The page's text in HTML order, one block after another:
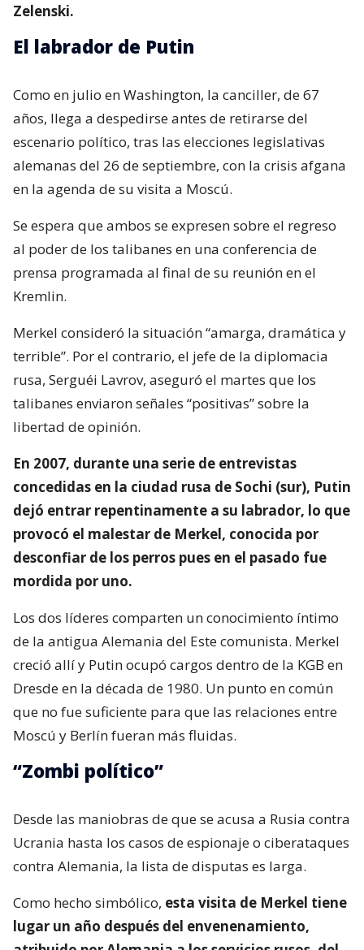
Zelenski.
El labrador de Putin
Como en julio en Washington, la canciller, de 67
años, llega a despedirse antes de retirarse del
escenario político, tras las elecciones legislativas
alemanas del 26 de septiembre, con la crisis afgana
en la agenda de su visita a Moscú.
Se espera que ambos se expresen sobre el regreso
al poder de los talibanes en una conferencia de
prensa programada al final de su reunión en el
Kremlin.
Merkel consideró la situación “amarga, dramática y
terrible”. Por el contrario, el jefe de la diplomacia
rusa, Serguéi Lavrov, aseguró el martes que los
talibanes enviaron señales “positivas” sobre la
libertad de opinión.
En 2007, durante una serie de entrevistas
concedidas en la ciudad rusa de Sochi (sur), Putin
dejó entrar repentinamente a su labrador, lo que
provocó el malestar de Merkel, conocida por
desconfiar de los perros pues en el pasado fue
mordida por uno.
Los dos líderes comparten un conocimiento íntimo
de la antigua Alemania del Este comunista. Merkel
creció allí y Putin ocupó cargos dentro de la KGB en
Dresde en la década de 1980. Un punto en común
que no fue suficiente para que las relaciones entre
Moscú y Berlín fueran más fluidas.
“Zombi político”
Desde las maniobras de que se acusa a Rusia contra
Ucrania hasta los casos de espionaje o ciberataques
contra Alemania, la lista de disputas es larga.
Como hecho simbólico, esta visita de Merkel tiene
lugar un año después del envenenamiento,